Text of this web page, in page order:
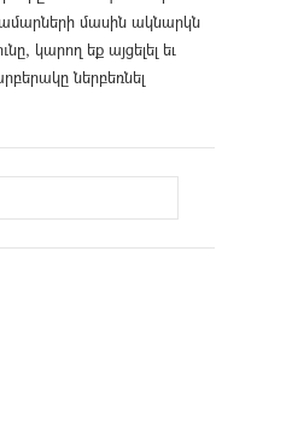
մասին ակնարկն
կարող եք այցելել եւ
ներբեռնել